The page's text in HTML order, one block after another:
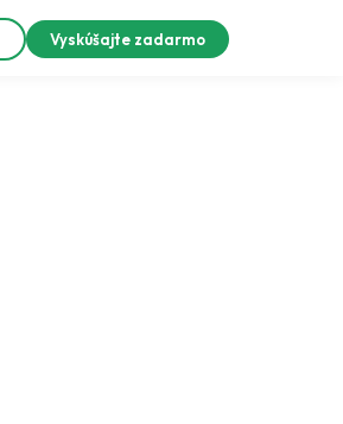
Vyskúšajte zadarmo